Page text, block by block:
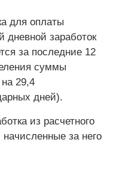
для оплаты
дневной заработок
за последние 12
суммы
29,4
дней).
из расчетного
за него